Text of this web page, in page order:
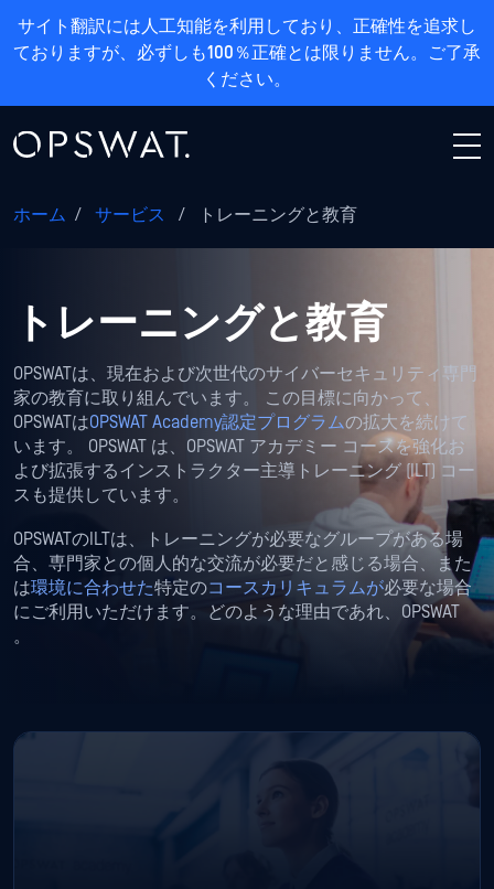
サイト翻訳には人工知能を利用しており、正確性を追求し
ておりますが、必ずしも100％正確とは限りません。ご了承
ください。
ホーム / サービス / トレーニングと教育
トレーニングと教育
OPSWATは、現在および次世代のサイバーセキュリティ専門
家の教育に取り組んでいます。 この目標に向かって、
OPSWATはOPSWAT Academy認定プログラムの拡大を続けて
います。 OPSWAT は、OPSWAT アカデミー コースを強化お
よび拡張するインストラクター主導トレーニング (ILT) コー
スも提供しています。
OPSWATのILTは、トレーニングが必要なグループがある場
合、専門家との個人的な交流が必要だと感じる場合、また
は環境に合わせた特定のコースカリキュラムが必要な場合
にご利用いただけます。どのような理由であれ、OPSWAT
。